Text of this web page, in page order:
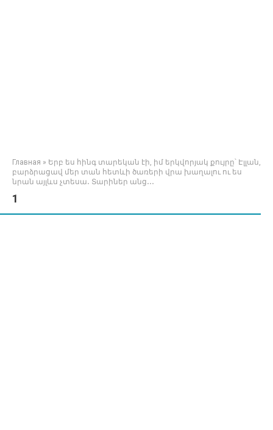
Главная » Երբ ես հինգ տարեկան էի, իմ երկվորյակ քույրը՝ Էլլան,
բարձրացավ մեր տան հետևի ծառերի վրա խաղալու ու ես
նրան այլևս չտեսա․ Տարիներ անց․․․
1